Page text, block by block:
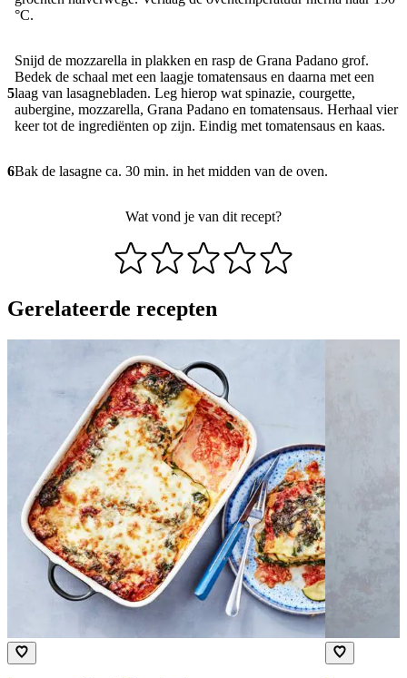
°C.
5
Snijd de mozzarella in plakken en rasp de Grana Padano grof.
Bedek de schaal met een laagje tomatensaus en daarna met een
laag van lasagnebladen. Leg hierop wat spinazie, courgette,
aubergine, mozzarella, Grana Padano en tomatensaus. Herhaal vier
keer tot de ingrediënten op zijn. Eindig met tomatensaus en kaas.
6Bak de lasagne ca. 30 min. in het midden van de oven.
Wat vond je van dit recept?
Gerelateerde recepten